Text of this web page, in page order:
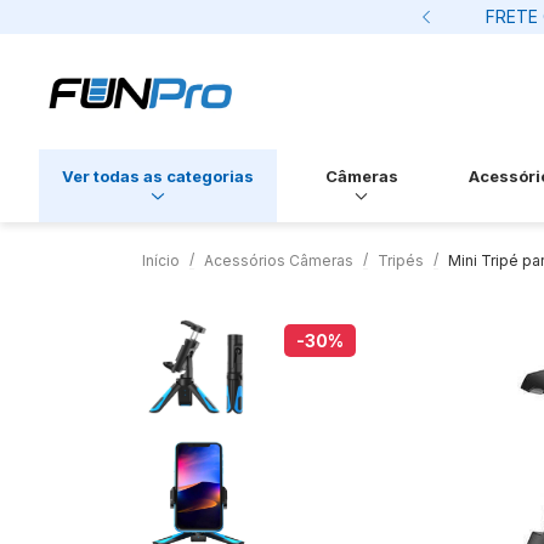
Ver todas as categorias Câmeras
Início Acessórios Câmeras Tripés Mini Tripé
-30%